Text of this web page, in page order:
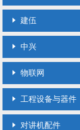
建伍
中兴
物联网
工程设备与器件
对讲机配件